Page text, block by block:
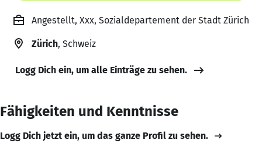
Angestellt, Xxx, Sozialdepartement der Stadt Zürich
Zürich, Schweiz
Logg Dich ein, um alle Einträge zu sehen.
Fähigkeiten und Kenntnisse
Logg Dich jetzt ein, um das ganze Profil zu sehen.